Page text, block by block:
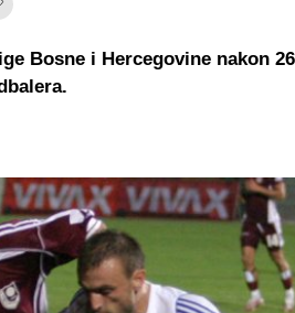
Bosne i Hercegovine nakon